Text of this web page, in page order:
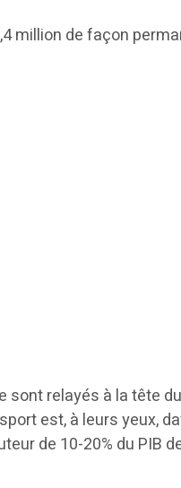
million de façon
sont relayés à la tête
est, à leurs yeux,
de 10-20% du PIB